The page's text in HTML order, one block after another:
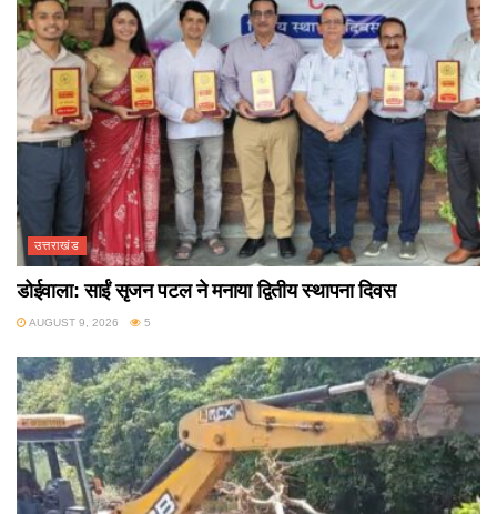
उत्तराखंड
डोईवाला: साईं सृजन पटल ने मनाया द्वितीय स्थापना दिवस
AUGUST 9, 2026 5